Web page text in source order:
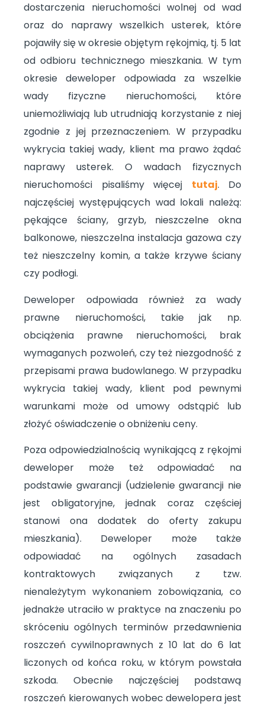
dostarczenia nieruchomości wolnej od wad
oraz do naprawy wszelkich usterek, które
pojawiły się w okresie objętym rękojmią, tj. 5 lat
od odbioru technicznego mieszkania. W tym
okresie deweloper odpowiada za wszelkie
wady fizyczne nieruchomości, które
uniemożliwiają lub utrudniają korzystanie z niej
zgodnie z jej przeznaczeniem. W przypadku
wykrycia takiej wady, klient ma prawo żądać
naprawy usterek. O wadach fizycznych
nieruchomości pisaliśmy więcej tutaj. Do
najczęściej występujących wad lokali należą:
pękające ściany, grzyb, nieszczelne okna
balkonowe, nieszczelna instalacja gazowa czy
też nieszczelny komin, a także krzywe ściany
czy podłogi.
Deweloper odpowiada również za wady
prawne nieruchomości, takie jak np.
obciążenia prawne nieruchomości, brak
wymaganych pozwoleń, czy też niezgodność z
przepisami prawa budowlanego. W przypadku
wykrycia takiej wady, klient pod pewnymi
warunkami może od umowy odstąpić lub
złożyć oświadczenie o obniżeniu ceny.
Poza odpowiedzialnością wynikającą z rękojmi
deweloper może też odpowiadać na
podstawie gwarancji (udzielenie gwarancji nie
jest obligatoryjne, jednak coraz częściej
stanowi ona dodatek do oferty zakupu
mieszkania). Deweloper może także
odpowiadać na ogólnych zasadach
kontraktowych związanych z tzw.
nienależytym wykonaniem zobowiązania, co
jednakże utraciło w praktyce na znaczeniu po
skróceniu ogólnych terminów przedawnienia
roszczeń cywilnoprawnych z 10 lat do 6 lat
liczonych od końca roku, w którym powstała
szkoda. Obecnie najczęściej podstawą
roszczeń kierowanych wobec dewelopera jest